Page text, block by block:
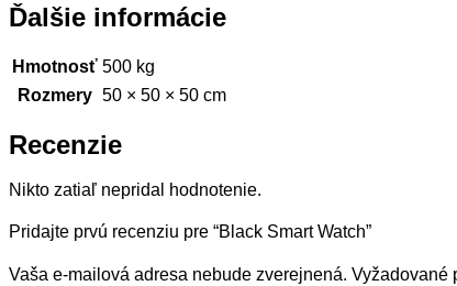
Ďalšie informácie
Hmotnosť 500 kg
Rozmery 50 × 50 × 50 cm
Recenzie
Nikto zatiaľ nepridal hodnotenie.
Pridajte prvú recenziu pre “Black Smart Watch”
Vaša e-mailová adresa nebude zverejnená. Vyžadované